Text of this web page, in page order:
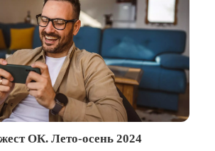
ОК. Лето-осень 2024